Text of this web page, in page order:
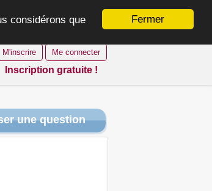
Fermer
considérons que
M'inscrire Me connecter
Inscription gratuite !
une question